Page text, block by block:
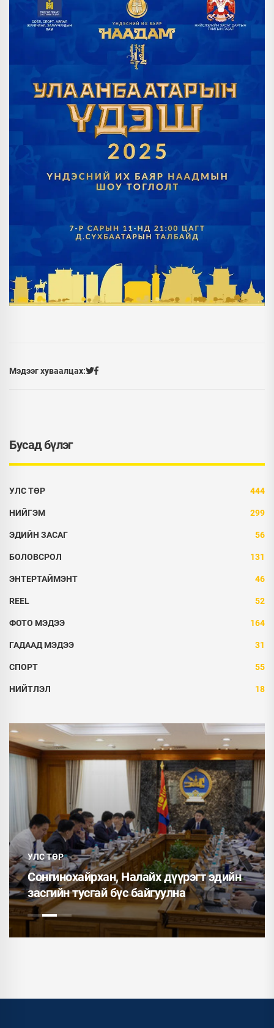
Мэдээг хуваалцах:
Бусад бүлэг
УЛС ТӨР 444
НИЙГЭМ 299
ЭДИЙН ЗАСАГ 56
БОЛОВСРОЛ 131
ЭНТЕРТАЙМЭНТ 46
REEL 52
ФОТО МЭДЭЭ 164
ГАДААД МЭДЭЭ 31
СПОРТ 55
НИЙТЛЭЛ 18
УЛС ТӨР
Сонгинохайрхан, Налайх дүүрэгт эдийн
засгийн тусгай бүс байгуулна